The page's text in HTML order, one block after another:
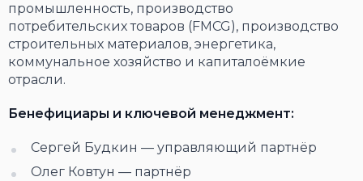
промышленность, производство
потребительских товаров (FMCG), производство
строительных материалов, энергетика,
коммунальное хозяйство и капиталоёмкие
отрасли.
Бенефициары и ключевой менеджмент:
Сергей Будкин — управляющий партнёр
Олег Ковтун — партнёр